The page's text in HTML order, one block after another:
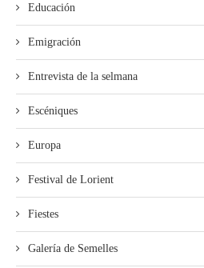
Educación
Emigración
Entrevista de la selmana
Escéniques
Europa
Festival de Lorient
Fiestes
Galería de Semelles